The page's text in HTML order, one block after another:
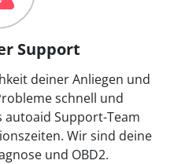
Support
deiner Anliegen und
schnell und
autoaid Support-Team
Wir sind deine
und OBD2.